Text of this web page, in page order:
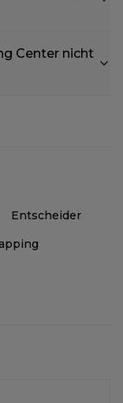
Center nicht
Entscheider